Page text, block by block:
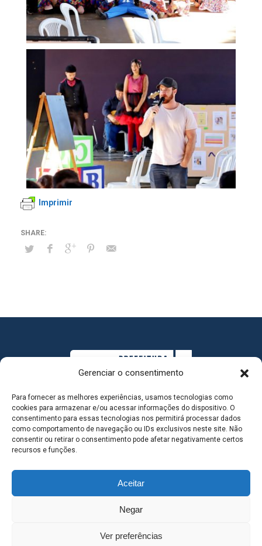
Gerenciar o consentimento
Para fornecer as melhores experiências, usamos tecnologias como
cookies para armazenar e/ou acessar informações do dispositivo. O
consentimento para essas tecnologias nos permitirá processar dados
como comportamento de navegação ou IDs exclusivos neste site. Não
consentir ou retirar o consentimento pode afetar negativamente certos
recursos e funções.
Aceitar
Negar
Ver preferências
Imprimir
MAPA DO SITE
SEDE DO ADMINISTRATIVO MUNICIPAL - Avenida